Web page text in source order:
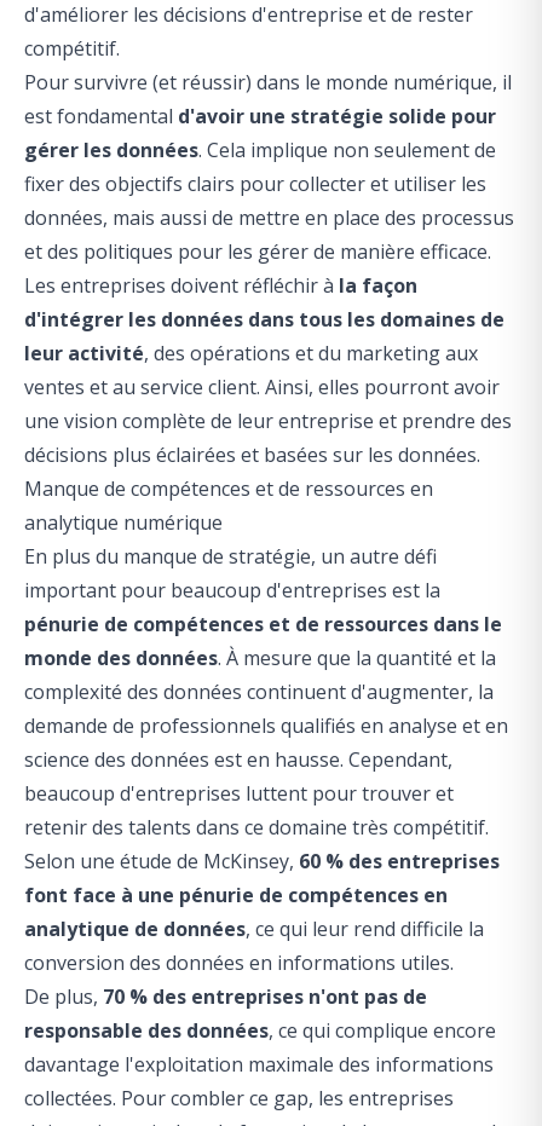
d'améliorer les décisions d'entreprise et de rester
compétitif.
Pour survivre (et réussir) dans le monde numérique, il
est fondamental d'avoir une stratégie solide pour
gérer les données. Cela implique non seulement de
fixer des objectifs clairs pour collecter et utiliser les
données, mais aussi de mettre en place des processus
et des politiques pour les gérer de manière efficace.
Les entreprises doivent réfléchir à la façon
d'intégrer les données dans tous les domaines de
leur activité, des opérations et du marketing aux
ventes et au service client. Ainsi, elles pourront avoir
une vision complète de leur entreprise et prendre des
décisions plus éclairées et basées sur les données.
Manque de compétences et de ressources en
analytique numérique
En plus du manque de stratégie, un autre défi
important pour beaucoup d'entreprises est la
pénurie de compétences et de ressources dans le
monde des données. À mesure que la quantité et la
complexité des données continuent d'augmenter, la
demande de professionnels qualifiés en analyse et en
science des données est en hausse. Cependant,
beaucoup d'entreprises luttent pour trouver et
retenir des talents dans ce domaine très compétitif.
Selon une étude de McKinsey, 60 % des entreprises
font face à une pénurie de compétences en
analytique de données, ce qui leur rend difficile la
conversion des données en informations utiles.
De plus, 70 % des entreprises n'ont pas de
responsable des données, ce qui complique encore
davantage l'exploitation maximale des informations
collectées. Pour combler ce gap, les entreprises